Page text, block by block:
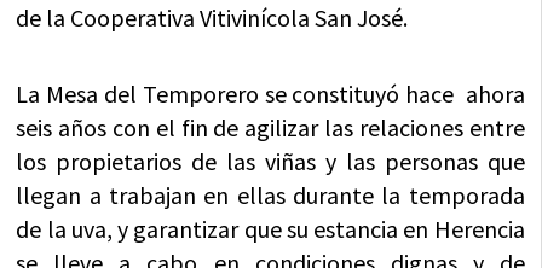
de la Cooperativa Vitivinícola San José.
La Mesa del Temporero se constituyó hace ahora
seis años con el fin de agilizar las relaciones entre
los propietarios de las viñas y las personas que
llegan a trabajan en ellas durante la temporada
de la uva, y garantizar que su estancia en Herencia